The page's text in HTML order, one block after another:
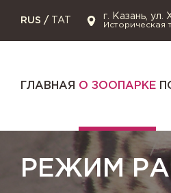
RUS / TAT г. Казань, ул.
Историческая
ГЛАВНАЯ О ЗООПАРКЕ
РЕЖИМ